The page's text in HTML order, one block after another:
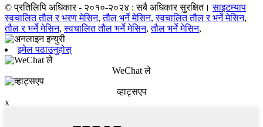
© प्रतिलिपि अधिकार - २०१०-२०२४ : सबै अधिकार सुरक्षित। साइटम्याप
स्वचालित तौल र भरण मेसिन,तौल भर्ने मेसिन,स्वचालित तौल र भर्ने मेसिन,
तौल र भर्ने मेसिन,स्वचालित तौल भर्ने मेसिन,तौल भर्ने मेसिन,
इमेल पठाउनुहोस्
WeChat ले
व्हाट्सएप
x